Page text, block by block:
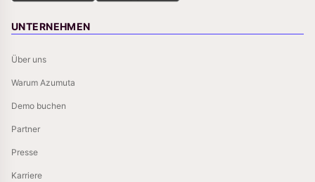
UNTERNEHMEN
Über uns
Warum Azumuta
Demo buchen
Partner
Presse
Karriere